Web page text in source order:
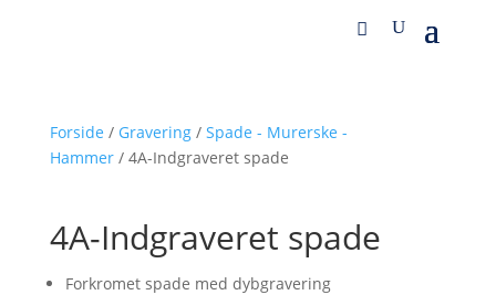
Forside / Gravering/ Spade - Murerske -
Hammer/ 4A-Indgraveret spade
4A-Indgraveret spade
Forkromet spade med dybgravering